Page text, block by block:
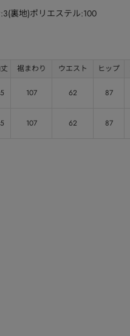
裏地)ポリエステル:100
裾まわり ウエスト ヒップ
107 62 87
107 62 87